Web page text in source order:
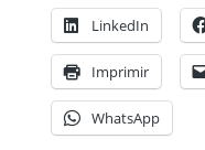
LinkedIn
Imprimir
WhatsApp